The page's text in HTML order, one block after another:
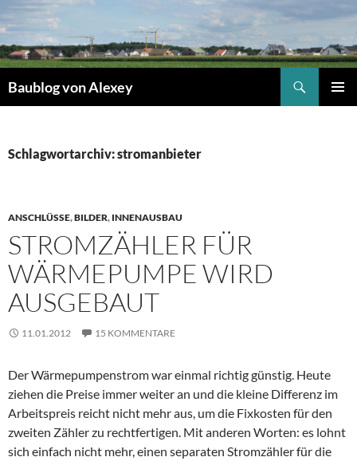
Inhalt
springen
Baublog von Alexey
Schlagwortarchiv: stromanbieter
ANSCHLÜSSE,BILDER, INNENAUSBAU
STROMZÄHLER FÜR
WÄRMEPUMPE WIRD
AUSGEBAUT
11.01.2012 15 KOMMENTARE
Der Wärmepumpenstrom war einmal richtig günstig. Heute
ziehen die Preise immer weiter an und die kleine Differenz im
Arbeitspreis reicht nicht mehr aus, um die Fixkosten für den
zweiten Zähler zu rechtfertigen. Mit anderen Worten: es lohnt
sich einfach nicht mehr, einen separaten Stromzähler für die